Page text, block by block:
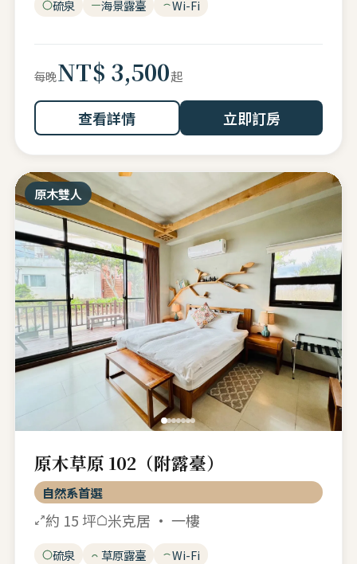
硫泉 海景露臺 Wi-Fi
每晚NT$ 3,500起
查看詳情 立即訂房
原木雙人
原木草原 102（附露臺）
自然系首選
約 15 坪 米克居 · 一樓
硫泉 草原露臺 Wi-Fi